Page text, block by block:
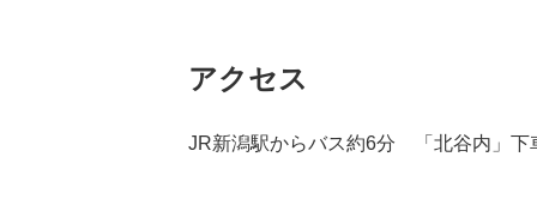
アクセス
JR新潟駅からバス約6分 「北谷内」下